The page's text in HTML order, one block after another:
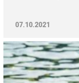
07.10.2021